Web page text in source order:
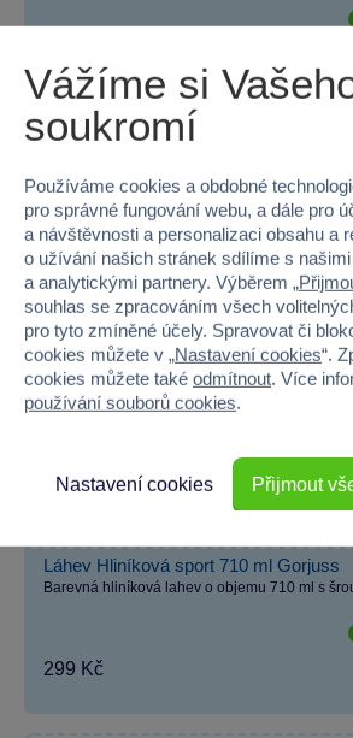
Láhev Hliníková sport 710 ml Gorjuss
Barevná hliníková lahev o objemu 710 ml s
299 Kč
Vážíme si
soukromí
Používáme cookies a obdobné
pro správné fungování webu, a dále pro
a návštěvnosti a personalizaci obsahu a
o užívání našich stránek sdílíme s
a analytickými partnery. Výběrem „
souhlas se zpracováním všech
pro tyto zmíněné účely. Spravovat či
cookies můžete v „Nastavení cookies“.
cookies můžete také odmítnout. Více
používání souborů cookies.
Nastavení cookies Přijmout